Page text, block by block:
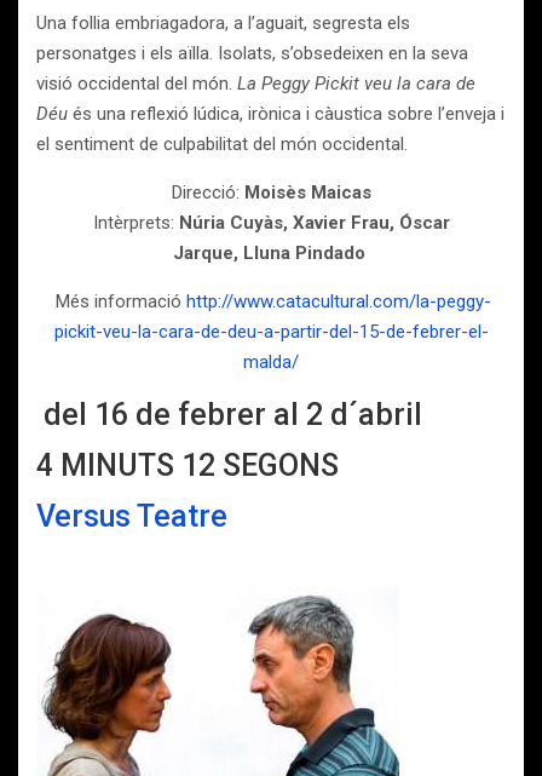
Una follia embriagadora, a l’aguait, segresta els
personatges i els aïlla. Isolats, s’obsedeixen en la seva
visió occidental del món. La Peggy Pickit veu la cara de
Déu és una reflexió lúdica, irònica i càustica sobre l’enveja i
el sentiment de culpabilitat del món occidental.
Direcció: Moisès Maicas
Intèrprets: Núria Cuyàs, Xavier Frau, Óscar
Jarque, Lluna Pindado
Més informació http://www.catacultural.com/la-peggy-
pickit-veu-la-cara-de-deu-a-partir-del-15-de-febrer-el-
malda/
del 16 de febrer al 2 d´abril
4 MINUTS 12 SEGONS
Versus Teatre